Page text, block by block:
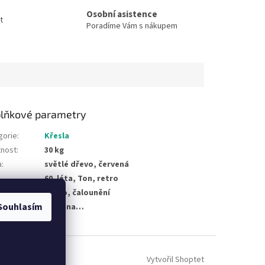
Osobní asistence
Poradíme Vám s nákupem
parametry
:
Křesla
:
30 kg
:
světlé dřevo, červená
60. léta, Ton, retro
:
dřevo, čalounění
byla vyprodána…
Vytvořil Shoptet